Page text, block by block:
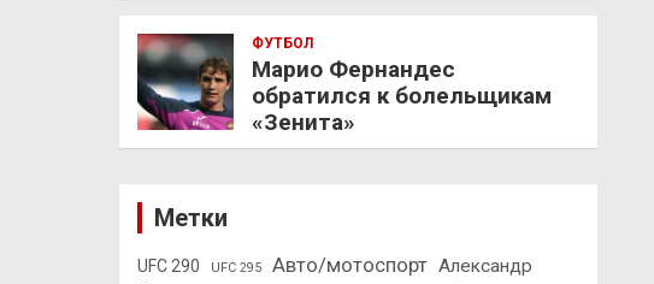
ФУТБОЛ
Марио Фернандес
обратился к болельщикам
«Зенита»
Метки
UFC 290 UFC 295 Авто/мотоспорт Александр